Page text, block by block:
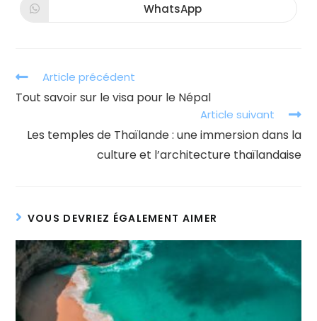
Ouvrir
WhatsApp
Read
articles
Article précédent
Tout savoir sur le visa pour le Népal
Article suivant
Les temples de Thaïlande : une immersion dans la
culture et l’architecture thaïlandaise
VOUS DEVRIEZ ÉGALEMENT AIMER